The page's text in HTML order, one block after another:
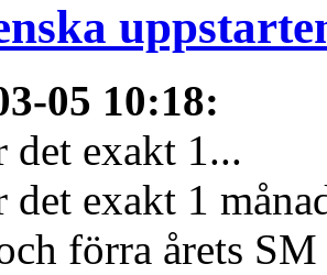
05 10:18:
det exakt 1...
det exakt 1
förra årets